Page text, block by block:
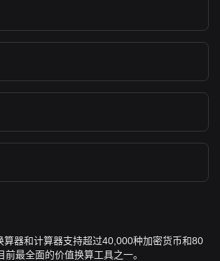
算器和计算器支持超过40,000种加密货币和80
前最全面的价值换算工具之一。